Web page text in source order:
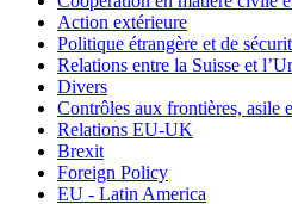
Action extérieure
Politique étrangère et de
Relations entre la Suisse et
Divers
Contrôles aux frontières, asile
Relations EU-UK
Brexit
Foreign Policy
EU - Latin America